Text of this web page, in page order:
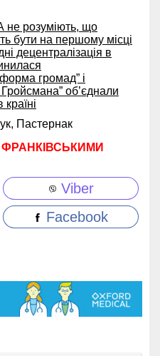
не розуміють, що
бути на першому місці
децентралізація в
громад” і
Гройсмана” об’єднали
Пастернак
Viber
Facebook